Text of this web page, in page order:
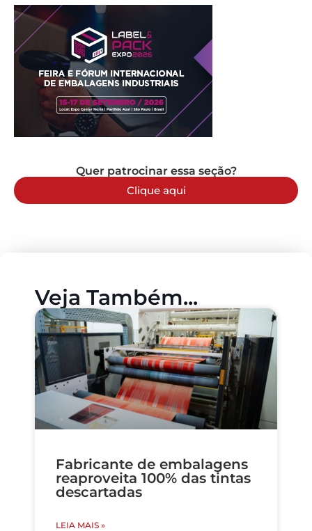
Quer patrocinar essa seção?
Clique aqui
Veja Também...
Fabricante de embalagens
reaproveita 100% das tintas
descartadas
LEIA MAIS »